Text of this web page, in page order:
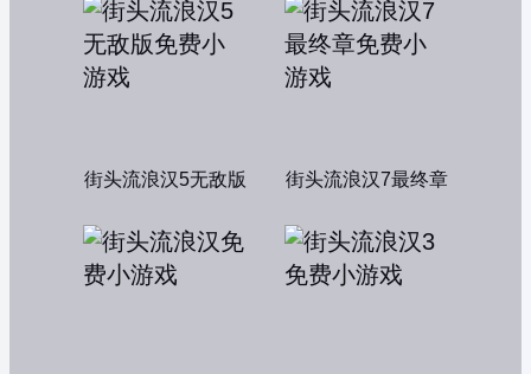
街头流浪汉5无敌版 街头流浪汉7最终章